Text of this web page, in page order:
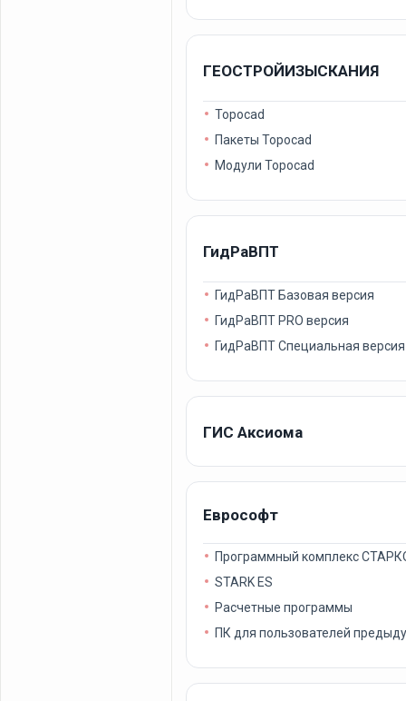
ГЕОСТРОЙИЗЫСКАНИЯ
Topocad
Пакеты Topocad
Модули Topocad
ГидРаВПТ
ГидРаВПТ Базовая версия
ГидРаВПТ PRO версия
ГидРаВПТ Специальная версия
ГИС Аксиома
Еврософт
Программный комплекс
STARK ES
Расчетные программы
ПК для пользователей